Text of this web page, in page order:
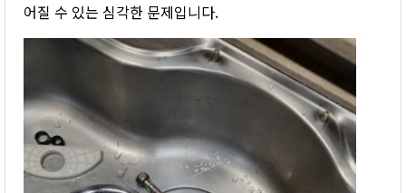
어질 수 있는 심각한 문제입니다.